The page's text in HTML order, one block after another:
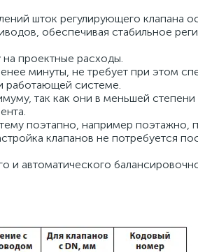
шток регулирующего клапана
обеспечивая стабильное
проектные расходы.
минуты, не требует при этом
работающей системе.
так как они в меньшей
поэтапно, например поэтажно,
клапанов не потребуется
и автоматического